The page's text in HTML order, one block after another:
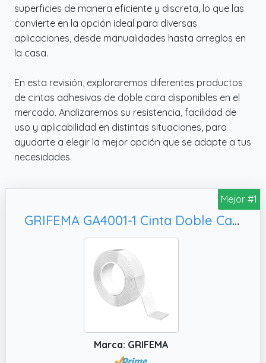
superficies de manera eficiente y discreta, lo que las
convierte en la opción ideal para diversas
aplicaciones, desde manualidades hasta arreglos en
la casa.
En esta revisión, exploraremos diferentes productos
de cintas adhesivas de doble cara disponibles en el
mercado. Analizaremos su resistencia, facilidad de
uso y aplicabilidad en distintas situaciones, para
ayudarte a elegir la mejor opción que se adapte a tus
necesidades.
Mejor #1
GRIFEMA GA4001-1 Cinta Doble Cara Extrafuerte, para Pared y Alfombra
Marca: GRIFEMA